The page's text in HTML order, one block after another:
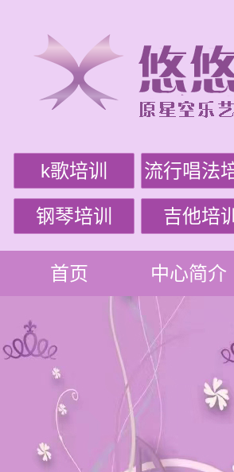
k歌培训 流行唱法
钢琴培训 吉他培训
首页 中心简介